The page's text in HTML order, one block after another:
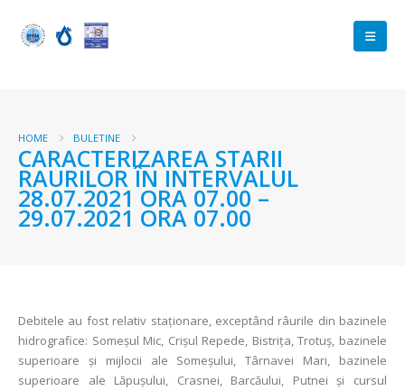
HOME BULETINE
CARACTERIZAREA STARII
RAURILOR ÎN INTERVALUL
28.07.2021 ORA 07.00 –
29.07.2021 ORA 07.00
Debitele au fost relativ staționare, exceptând râurile din bazinele
hidrografice: Someșul Mic, Crișul Repede, Bistrița, Trotuș, bazinele
superioare și mijlocii ale Someșului, Târnavei Mari, bazinele
superioare ale Lăpușului, Crasnei, Barcăului, Putnei și cursul